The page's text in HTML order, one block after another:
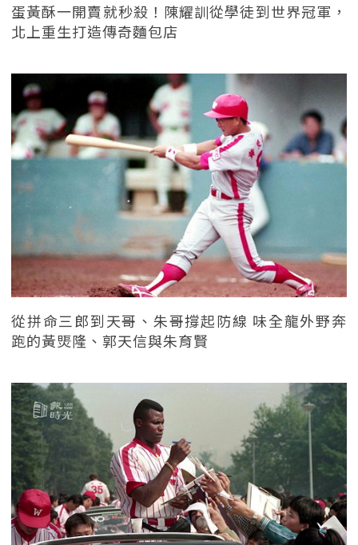
蛋黃酥一開賣就秒殺！陳耀訓從學徒到世界冠軍，
北上重生打造傳奇麵包店
從拼命三郎到天哥、朱哥撐起防線 味全龍外野奔
跑的黃煚隆、郭天信與朱育賢